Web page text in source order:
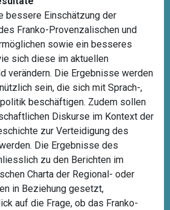
bessere Einschätzung der
Franko-Provenzalischen und
sowie ein besseres
sich diese im aktuellen
verändern. Die Ergebnisse werden
sein, die sich mit Sprach-,
beschäftigen. Zudem sollen
Diskurse im Kontext der
zur Verteidigung des
Die Ergebnisse des
zu den Berichten im
Charta der Regional- oder
in Beziehung gesetzt,
auf die Frage, ob das Franko-